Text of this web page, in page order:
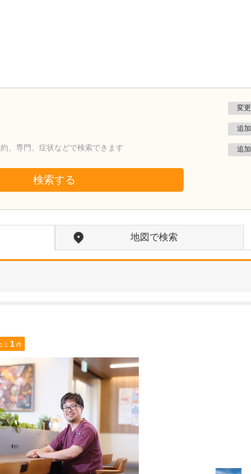
変更
追加
、専門、症状などで検索できます 追加
検索する
地図で検索
ミ 1件
群馬県邑楽郡大泉町
三浦医院
松本 恵理子院長
も多々あります。ですの
で、内容をかみくだいて
ご…